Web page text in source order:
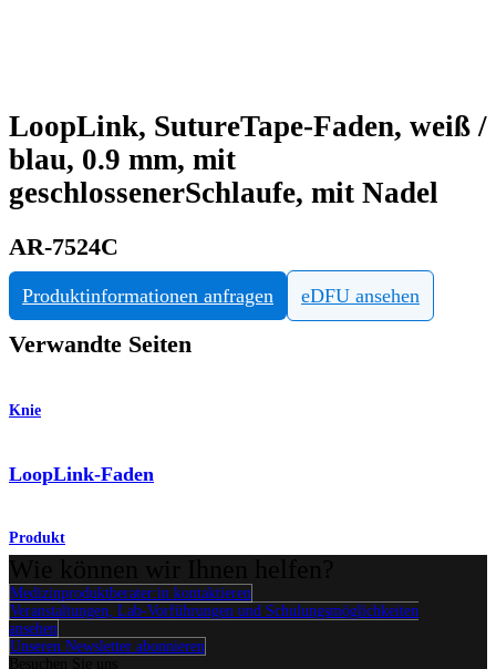
LoopLink, SutureTape-Faden, weiß /
blau, 0.9 mm, mit
geschlossenerSchlaufe, mit Nadel
AR-7524C
Produktinformationen anfragen eDFU ansehen
Verwandte Seiten
Knie
LoopLink-Faden
Produkt
Medizinproduktberater:in kontaktieren
Veranstaltungen, Lab-Vorführungen und Schulungsmöglichkeiten
ansehen
Unseren Newsletter abonnieren